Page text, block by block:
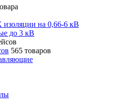
на 0,66-6 кВ
до 3 кВ
565 товаров